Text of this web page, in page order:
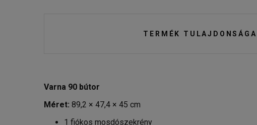
TERMÉK TULAJDONSÁGAI
Varna 90 bútor
Méret: 89,2 × 47,4 × 45 cm
1 fiókos mosdószekrény